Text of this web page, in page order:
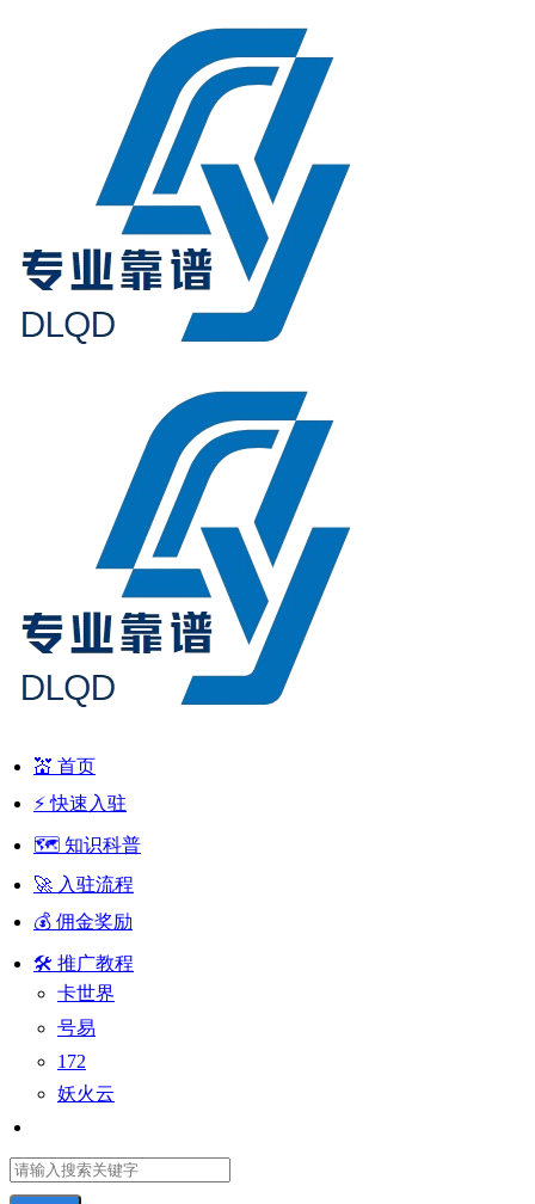
💒 首页
⚡ 快速入驻
🗺️ 知识科普
🚀 入驻流程
💰 佣金奖励
🛠 推广教程
卡世界
号易
172
妖火云